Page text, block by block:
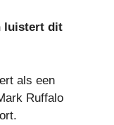
luistert dit
als een
Ruffalo